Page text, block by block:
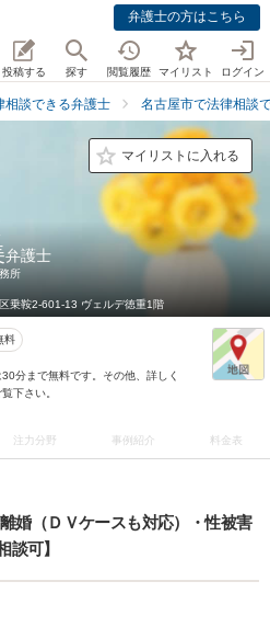
弁護士の方はこちら
投稿する 探す 閲覧履歴 マイリスト ログイン
相談できる弁護士 名古屋市で法律相談
マイリストに入れる
弁護士
所
乗鞍2-601-13 ヴェルデ徳重1階
料
分まで無料です。その他、詳しく
下さい。
注力分野 事例紹介 料金表
婚（ＤＶケースも対応）・性被害
談可】